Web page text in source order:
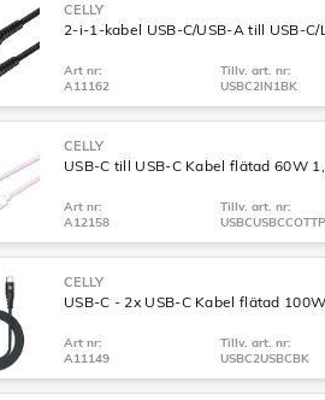
CELLY
2-i-1-kabel USB-C/USB-A till USB-
Art nr:
A11162
Tillv. art. nr:
USBC2IN1BK
CELLY
USB-C till USB-C Kabel flätad 60W
Art nr:
A12158
Tillv. art. nr:
CELLY
USB-C - 2x USB-C Kabel flätad
Art nr:
A11149
Tillv. art. nr:
USBC2USBCBK